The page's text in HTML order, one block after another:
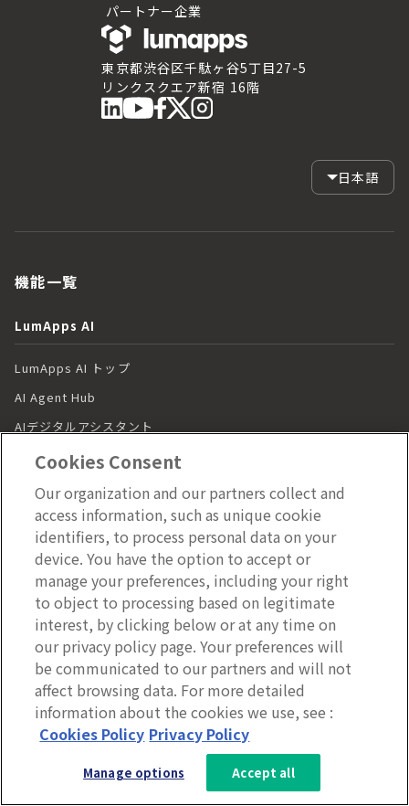
東京都渋谷区千駄ヶ谷5丁目27-5
リンクスクエア新宿 16階
パートナー企業
日本語
機能一覧
LumApps AI
LumApps AI トップ
AI Agent Hub
AIデジタルアシスタント
横断検索
Micro-Apps
イントラネット/ポータル
イントラネット/ポータル トップ
従業員体験プラットフォーム
コミュニティ/スペース
ターゲティング配信
効果測定/分析
ID/権限管理
ナレッジシェア
従業員センチメント
3分で分かるLumApps
サービス資料を無料ダウンロー
ド
Cookies Consent
Our organization and our partners collect and
access information, such as unique cookie
identifiers, to process personal data on your
device. You have the option to accept or
manage your preferences, including your right
to object to processing based on legitimate
interest, by clicking below or at any time on
our privacy policy page. Your preferences will
be communicated to our partners and will not
affect browsing data. For more detailed
information about the cookies we use, see :
Cookies Policy Privacy Policy
Manage options Accept all